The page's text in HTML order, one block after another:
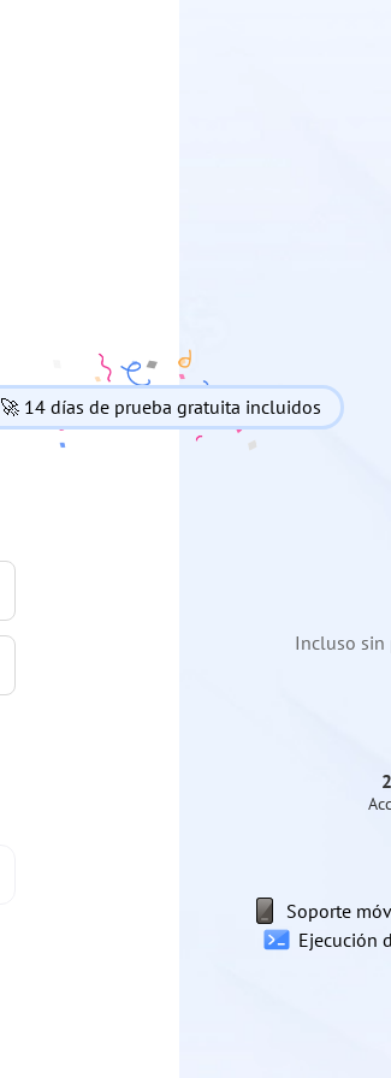
🚀 14 días de prueba gratuita incluidos
Incluso sin
Soporte
Ejecución